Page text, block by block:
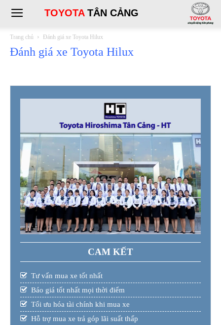
TOYOTATÂN CẢNG
Trang chủ Đánh giá xe Toyota Hilux
Đánh giá xe Toyota Hilux
CAM KẾT
Tư vấn mua xe tốt nhất
Báo giá tốt nhất mọi thời điểm
Tối ưu hóa tài chính khi mua xe
Hỗ trợ mua xe trả góp lãi suất thấp